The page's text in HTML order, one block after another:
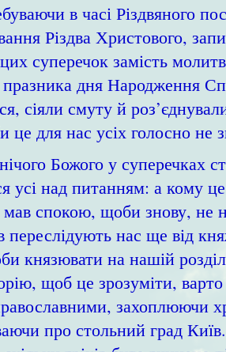
в часі Різдвяного
Різдва Христового,
суперечок замість
празника дня Народження
сіяли смуту й
це для нас усіх голосно не
Божого у суперечках
усі над питанням: а кому
спокою, щоби знову, не
переслідують нас ще від
князювати на нашій
щоб це зрозуміти,
захоплюючи
про стольний град